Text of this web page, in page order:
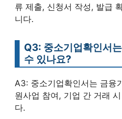
류 제출, 신청서 작성, 발급
니다.
Q3: 중소기업확인서
수 있나요?
A3: 중소기업확인서는 금융
원사업 참여, 기업 간 거래
다.